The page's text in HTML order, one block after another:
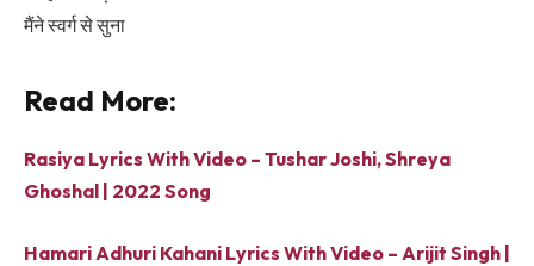
मैंने स्वर्ग से सुना
Read More:
Rasiya Lyrics With Video – Tushar Joshi, Shreya
Ghoshal | 2022 Song
Hamari Adhuri Kahani Lyrics With Video – Arijit Singh |